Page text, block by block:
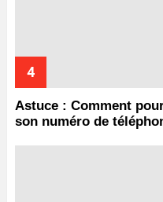
Astuce : Comment
son numéro de